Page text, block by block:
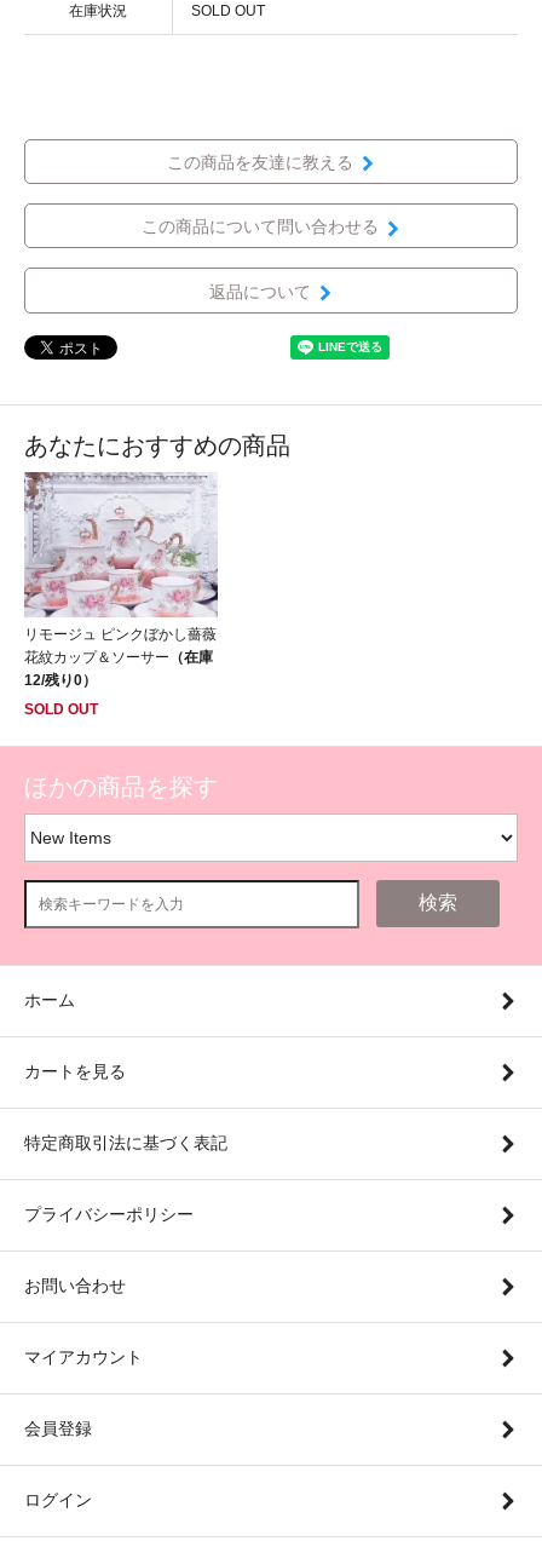
在庫状況 SOLD OUT
この商品を友達に教える
この商品について問い合わせる
返品について
あなたにおすすめの商品
リモージュ ピンクぼかし薔薇
花紋カップ＆ソーサー （在庫
12/残り0）
SOLD OUT
ほかの商品を探す
検索
ホーム
カートを見る
特定商取引法に基づく表記
プライバシーポリシー
お問い合わせ
マイアカウント
会員登録
ログイン